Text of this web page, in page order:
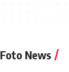
News